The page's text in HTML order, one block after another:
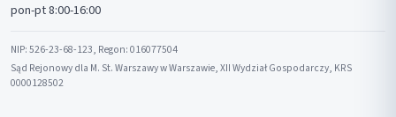
pon-pt 8:00-16:00
NIP: 526-23-68-123, Regon: 016077504
Sąd Rejonowy dla M. St. Warszawy w Warszawie, XII Wydział Gospodarczy, KRS
0000128502